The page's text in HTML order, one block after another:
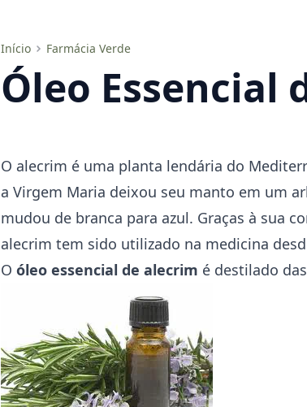
Início Farmácia Verde
Óleo Essencial de Alecrim
Óleo Essencial
O alecrim é uma planta lendária do
a Virgem Maria deixou seu manto em um
mudou de branca para azul. Graças à sua
alecrim tem sido utilizado na medicina
O óleo essencial de alecrim é destilado